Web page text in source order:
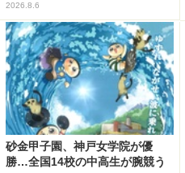
2026.8.6
砂金甲子園、神戸女学院が優
勝…全国14校の中高生が腕競う